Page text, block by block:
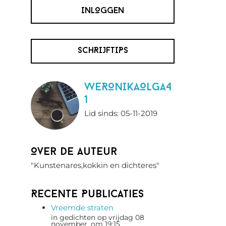
INLOGGEN
SCHRIJFTIPS
WERONIKAOLGA4
1
Lid sinds: 05-11-2019
Over de auteur
"Kunstenares,kokkin en dichteres"
Recente Publicaties
Vreemde straten
in gedichten op vrijdag 08
november, om 19:15